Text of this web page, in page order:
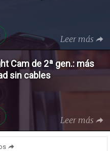
Leer más
Cam de 2ª gen.: más
sin cables
Leer más